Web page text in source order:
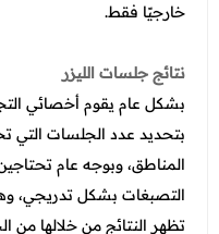
خارجيًا فقط.
نتائج جلسات الليزر
بشكل عام يقوم أخصائي
بتحديد عدد الجلسات التي
التصبغات بشكل تدريجي،
تظهر النتائج من خلالها من